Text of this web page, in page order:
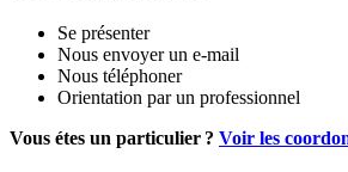
Se présenter
Nous envoyer un e-mail
Nous téléphoner
Orientation par un professionnel
Vous étes un particulier ? Voir les